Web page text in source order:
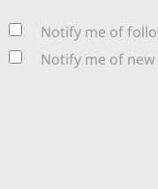
Notify me of
Notify me of